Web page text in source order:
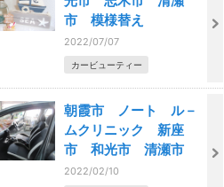
市 模様替え
2022/07/07
カービューティー
朝霞市 ノート ル－
ムクリニック 新座
市 和光市 清瀬市
2022/02/10